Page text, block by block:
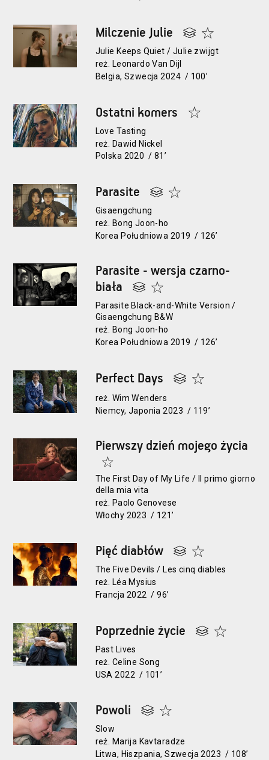
Milczenie Julie
Julie Keeps Quiet / Julie zwijgt
reż. Leonardo Van Dijl
Belgia, Szwecja 2024 / 100’
Ostatni komers
Love Tasting
reż. Dawid Nickel
Polska 2020 / 81’
Parasite
Gisaengchung
reż. Bong Joon-ho
Korea Południowa 2019 / 126’
Parasite - wersja czarno-
biała
Parasite Black-and-White Version /
Gisaengchung B&W
reż. Bong Joon-ho
Korea Południowa 2019 / 126’
Perfect Days
reż. Wim Wenders
Niemcy, Japonia 2023 / 119’
Pierwszy dzień mojego życia
The First Day of My Life / Il primo giorno
della mia vita
reż. Paolo Genovese
Włochy 2023 / 121’
Pięć diabłów
The Five Devils / Les cinq diables
reż. Léa Mysius
Francja 2022 / 96’
Poprzednie życie
Past Lives
reż. Celine Song
USA 2022 / 101’
Powoli
Slow
reż. Marija Kavtaradze
Litwa, Hiszpania, Szwecja 2023 / 108’